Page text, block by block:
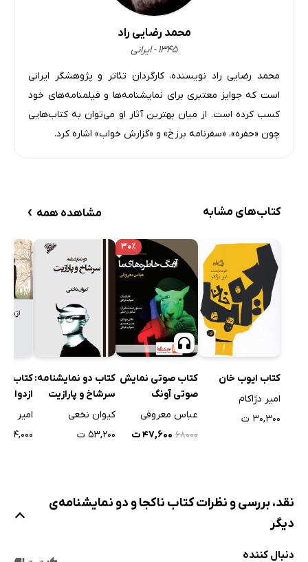
محمد رضایی راد
۱۳۴۵ - ایرانی
محمد رضایی راد نویسنده، کارگردان تئاتر و پژوهشگر ایرانی
است که جوایز معتبری برای نمایشنامه‌ها و فیلمنامه‌های خود
کسب کرده است. از میان بهترین آثار او می‌توان به کتاب‌هایی
چون «حفره»، «سفرنامه برزخ» و «گزارش خواب» اشاره کرد.
کتاب‌های مشابه مشاهده همه ›
کتاب ایوب خان
امیر دژاکام
۳۰,۳۰۰ ت
۳۰٪
کتاب صوتی نمایش
صوتی آونگ
خاطره‌های ما
عباس معروفی
۶۸۰۰۰ ۴۷,۶۰۰ ت
کتاب دو نمایشنامه:
سرشاخ و پارازیت
کیوان نخعی
۵۳,۲۰۰ ت
کتاب
ازدواج
سیمین
امیر
۱۴,۰۰۰ ت
نقد، بررسی و نظرات کتاب ناکجا و دو نمایشنامه‌ی
دیگر
دنبال کننده